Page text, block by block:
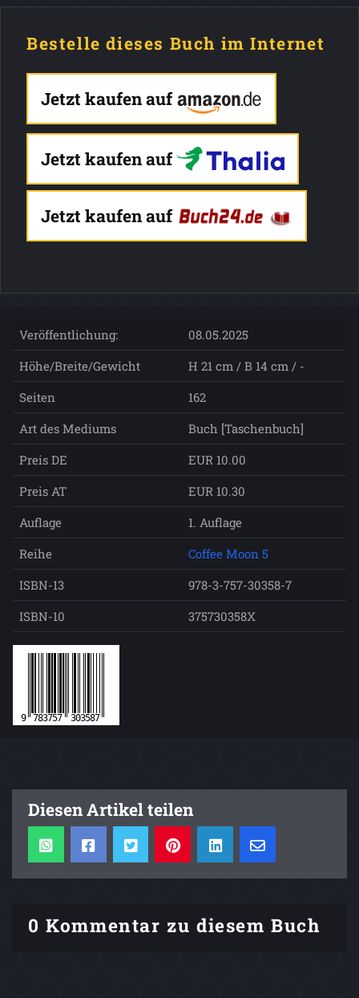
Bestelle dieses Buch im Internet
Jetzt kaufen auf
Jetzt kaufen auf
Jetzt kaufen auf
Veröffentlichung:
08.05.2025
Höhe/Breite/Gewicht
H 21 cm / B 14 cm / -
Seiten
162
Art des Mediums
Buch [Taschenbuch]
Preis DE
EUR 10.00
Preis AT
EUR 10.30
Auflage
1. Auflage
Reihe
Coffee Moon 5
ISBN-13
978-3-757-30358-7
ISBN-10
375730358X
Diesen Artikel teilen
0 Kommentar zu diesem Buch